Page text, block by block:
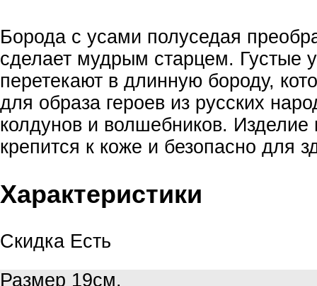
Борода с усами полуседая
сделает мудрым старцем. Густые
перетекают в длинную бороду,
для образа героев из русских
колдунов и волшебников. Изделие
крепится к коже и безопасно для
Характеристики
Скидка Есть
Размер 19см.